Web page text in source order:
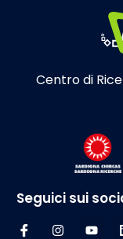
Centro di
Seguici sui